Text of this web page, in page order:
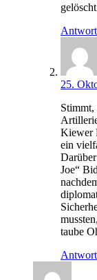
25.
Stimmt,
Kiewer
ein
Joe“
taube